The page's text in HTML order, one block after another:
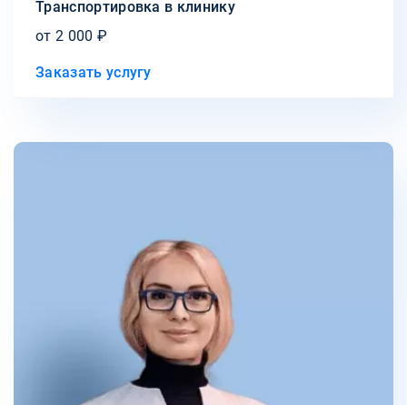
Транспортировка в клинику
от 2 000 ₽
Заказать услугу